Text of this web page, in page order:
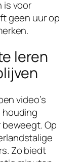
is voor
geen uur op
leren
video’s
houding
Op
Zo biedt